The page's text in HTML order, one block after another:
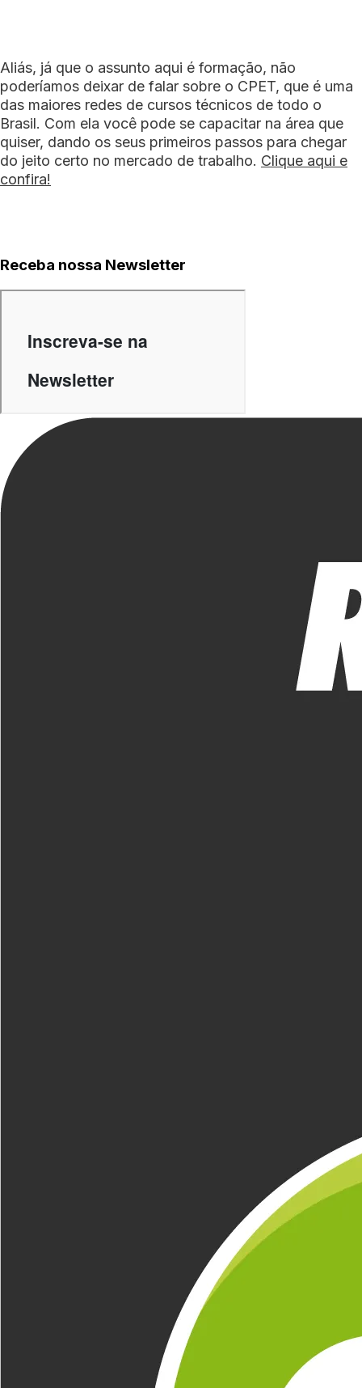
Aliás, já que o assunto aqui é formação, não
poderíamos deixar de falar sobre o CPET, que é uma
das maiores redes de cursos técnicos de todo o
Brasil. Com ela você pode se capacitar na área que
quiser, dando os seus primeiros passos para chegar
do jeito certo no mercado de trabalho. Clique aqui e
confira!
Receba nossa Newsletter